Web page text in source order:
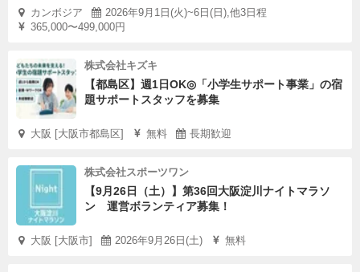
カンボジア
2026年9月1日(火)~6日(日),他3日程
365,000〜499,000円
株式会社キズキ
【都島区】週1日OK◎「小学生サポート事業」の宿
題サポートスタッフを募集
大阪 [大阪市都島区] 無料 長期歓迎
株式会社スポーツワン
【9月26日（土）】第36回大阪淀川ナイトマラソ
ン 運営ボランティア募集！
大阪 [大阪市] 2026年9月26日(土) 無料